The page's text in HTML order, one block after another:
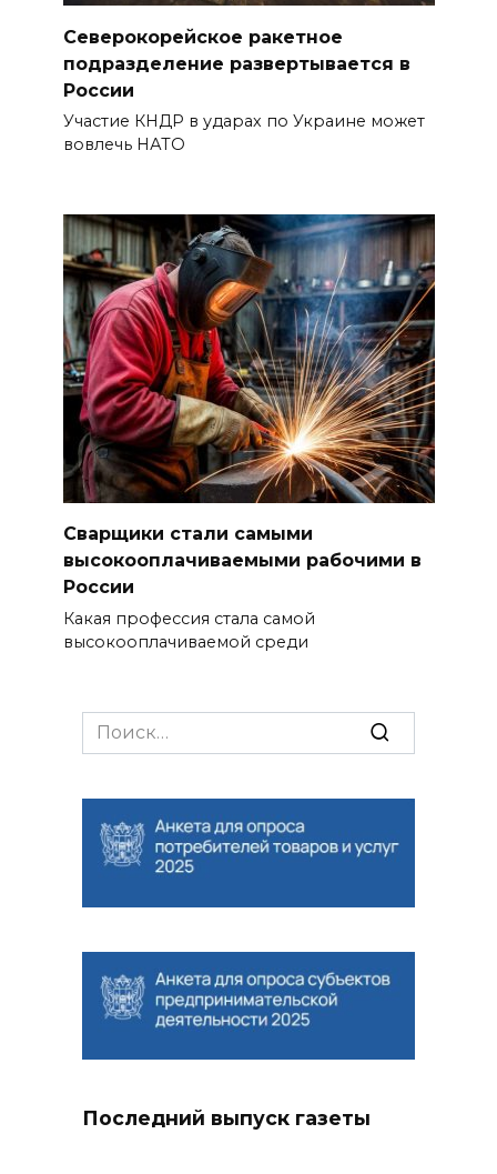
Северокорейское ракетное
подразделение развертывается в
России
Участие КНДР в ударах по Украине может
вовлечь НАТО
Сварщики стали самыми
высокооплачиваемыми рабочими в
России
Какая профессия стала самой
высокооплачиваемой среди
Search
for:
Последний выпуск газеты